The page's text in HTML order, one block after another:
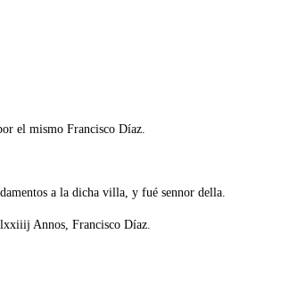
el mismo Francisco Díaz.
a la dicha villa, y fué sennor della.
Annos, Francisco Díaz.